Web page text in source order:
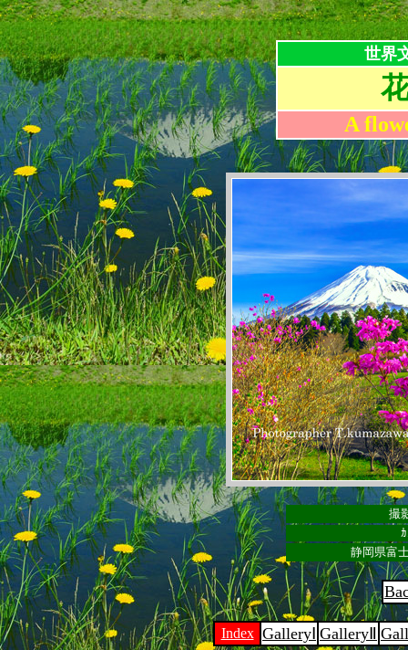
世界
A
撮
静岡県富
Index GalleryⅠ GalleryⅡ